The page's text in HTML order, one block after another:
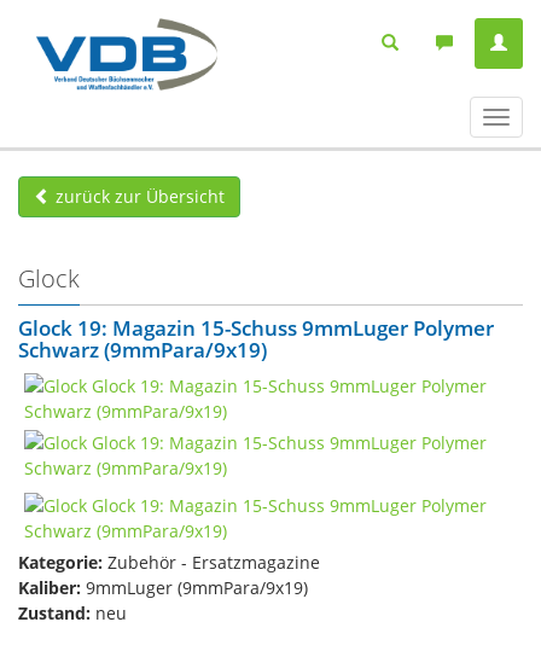
ein-/
zurück zur Übersicht
Glock
Glock 19: Magazin 15-Schuss 9mmLuger Polymer
Schwarz (9mmPara/9x19)
Kategorie: Zubehör - Ersatzmagazine
Kaliber: 9mmLuger (9mmPara/9x19)
Zustand: neu